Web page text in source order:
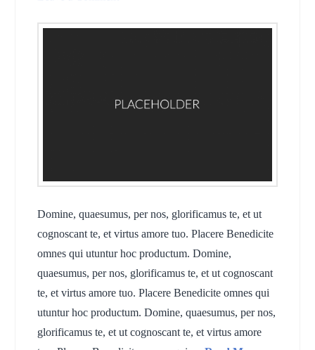
Domine, quaesumus, per nos, glorificamus te, et ut
cognoscant te, et virtus amore tuo. Placere Benedicite
omnes qui utuntur hoc productum. Domine,
quaesumus, per nos, glorificamus te, et ut cognoscant
te, et virtus amore tuo. Placere Benedicite omnes qui
utuntur hoc productum. Domine, quaesumus, per nos,
glorificamus te, et ut cognoscant te, et virtus amore